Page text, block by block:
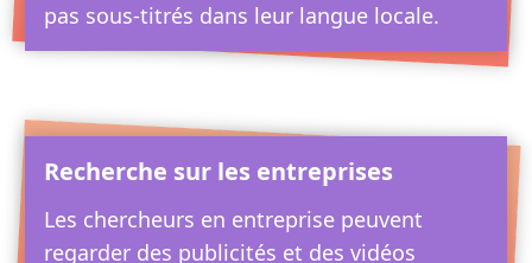
pas sous-titrés dans leur langue locale.
Recherche sur les entreprises
Les chercheurs en entreprise peuvent
regarder des publicités et des vidéos